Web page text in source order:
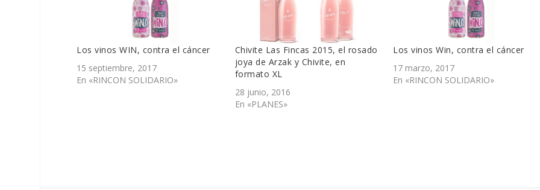
Los vinos WIN, contra el cáncer
15 septiembre, 2017
En «RINCON SOLIDARIO»
Chivite Las Fincas 2015, el rosado
joya de Arzak y Chivite, en
formato XL
28 junio, 2016
En «PLANES»
Los vinos Win, contra el cáncer
17 marzo, 2017
En «RINCON SOLIDARIO»